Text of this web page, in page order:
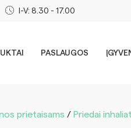
I-V: 8.30 - 17.00
PASLAUGOS
prietaisams / Priedai